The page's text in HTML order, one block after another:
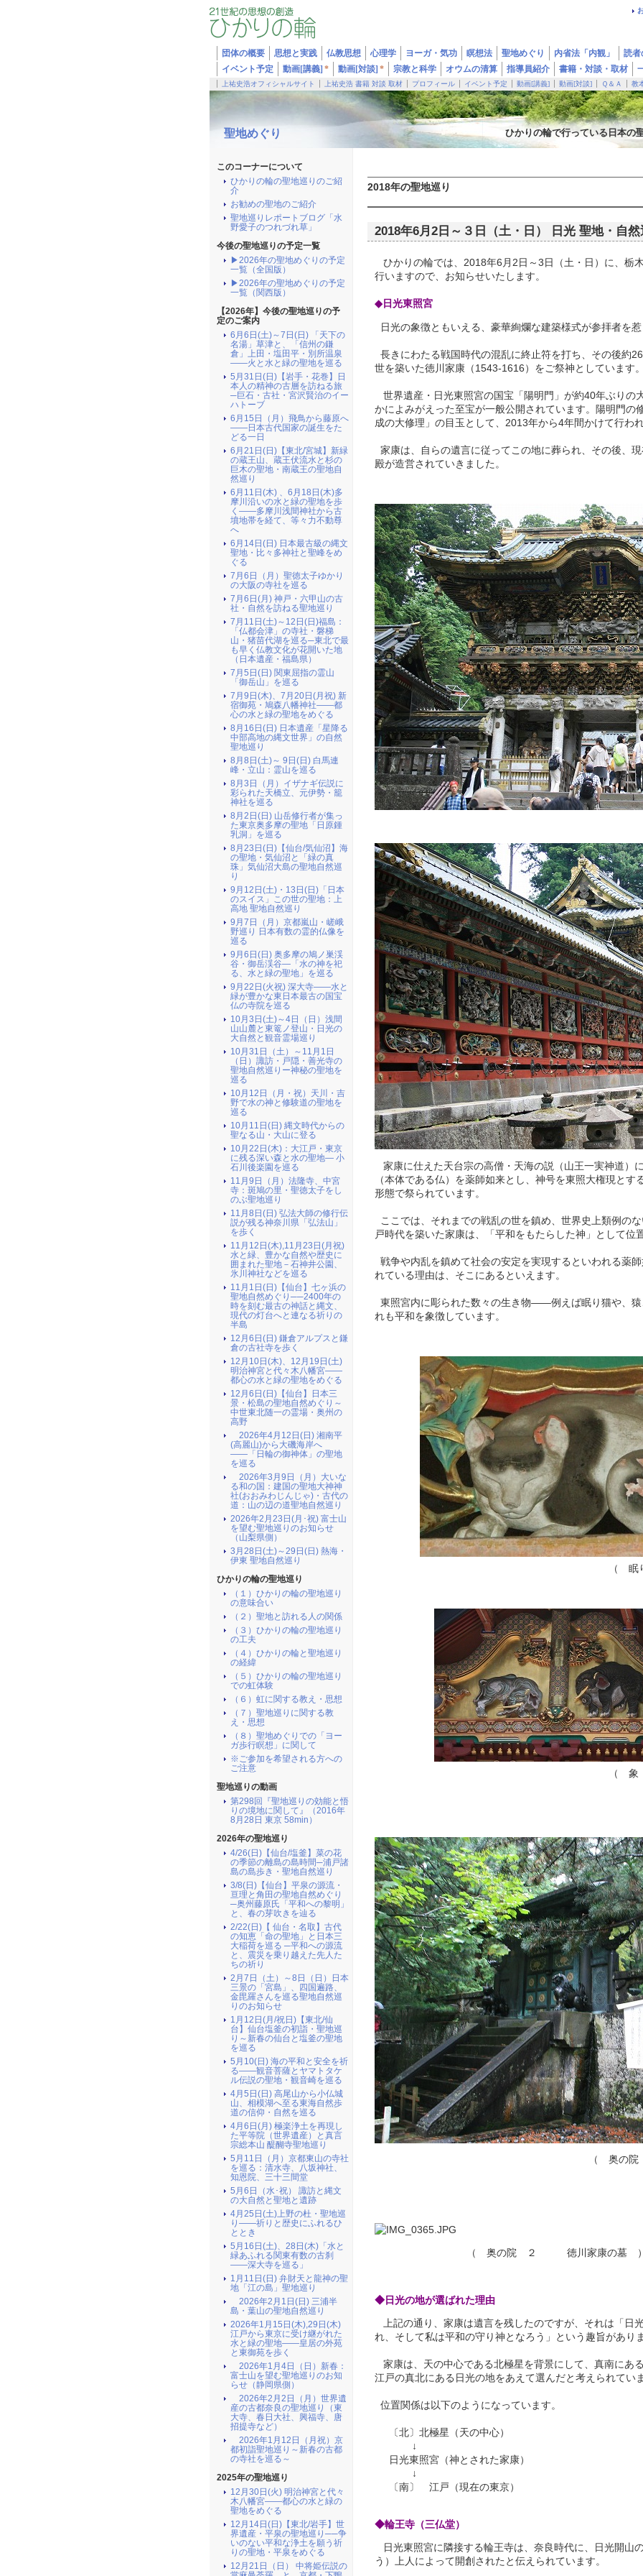
団体の概要 思想と実践 仏教思想 心理学 ヨーガ・気功 瞑想法 聖地めぐり 内省法「内観」
読者
イベント予定
動画[講義] * 動画[対談] * 宗教と科学 オウムの清算 指導員紹介 書籍・対談・取材
上祐史浩オフィシャルサイト 上祐史浩 書籍 対談 取材 プロフィール イベント予定 動画[講義] 動画[対談] Ｑ＆Ａ 教
聖地めぐり ひかりの輪で行っている日本の
2018年の聖地巡り
2018年6月2日～３日（土・日） 日光 聖地・自
ひかりの輪では、2018年6月2日～3日（土・日）に、栃
行いますので、お知らせいたします。
◆日光東照宮
日光の象徴ともいえる、豪華絢爛な建築様式が参拝者を
長きにわたる戦国時代の混乱に終止符を打ち、その後約
世を築いた徳川家康（1543-1616）をご祭神としています
世界遺産・日光東照宮の国宝「陽明門」が約40年ぶりの
かによみがえった至宝が一般公開されています。陽明門の
成の大修理」の目玉として、2013年から4年間かけて行わ
家康は、自らの遺言に従ってこの地に葬られ、その後、
殿が造営されていきました。
家康に仕えた天台宗の高僧・天海の説（山王一実神道）
（本体である仏）を薬師如来とし、神号を東照大権現とす
形態で祭られています。
ここでは、それまでの戦乱の世を鎮め、世界史上類例の
戸時代を築いた家康は、「平和をもたらした神」として位
戦争や内乱を鎮めて社会の安定を実現するといわれる薬
れている理由は、そこにあるといえます。
東照宮内に彫られた数々の生き物――例えば眠り猫や、
れも平和を象徴しています。
（ 眠り猫
（ 象
（ 奥の院 １
（ 奥の院 ２ 徳川家康の墓
◆日光の地が選ばれた理由
上記の通り、家康は遺言を残したのですが、それは「日
れ、そして私は平和の守り神となろう」という趣旨があり
家康は、天の中心である北極星を背景にして、真南にあ
江戸の真北にある日光の地をあえて選んだと考えられてい
位置関係は以下のようになっています。
〔北〕北極星（天の中心）
↓
日光東照宮（神とされた家康）
↓
〔南〕 江戸（現在の東京）
◆輪王寺（三仏堂）
日光東照宮に隣接する輪王寺は、奈良時代に、日光開山
う）上人によって開創されたと伝えられています。
このコーナーについて
ひかりの輪の聖地巡りのご紹
介
お勧めの聖地のご紹介
聖地巡りレポートブログ「水
野愛子のつれづれ草」
今後の聖地巡りの予定一覧
▶2026年の聖地めぐりの予定
一覧（全国版）
▶2026年の聖地めぐりの予定
一覧（関西版）
【2026年】今後の聖地巡りの予
定のご案内
6月6日(土)～7日(日) 「天下の
名湯」草津と、「信州の鎌
倉」上田・塩田平・別所温泉
――火と水と緑の聖地を巡る
5月31日(日)【岩手・花巻】日
本人の精神の古層を訪ねる旅
─巨石・古社・宮沢賢治のイー
ハトーブ
6月15日（月）飛鳥から藤原へ
――日本古代国家の誕生をた
どる一日
6月21日(日)【東北/宮城】新緑
の蔵王山、蔵王伏流水と杉の
巨木の聖地・南蔵王の聖地自
然巡り
6月11日(木) 、6月18日(木)多
摩川沿いの水と緑の聖地を歩
く――多摩川浅間神社から古
墳地帯を経て、等々力不動尊
へ
6月14日(日) 日本最古級の縄文
聖地・比々多神社と聖峰をめ
ぐる
7月6日（月）聖徳太子ゆかり
の大阪の寺社を巡る
7月6日(月) 神戸・六甲山の古
社・自然を訪ねる聖地巡り
7月11日(土)～12日(日)福島：
「仏都会津」の寺社・磐梯
山・猪苗代湖を巡る─東北で最
も早く仏教文化が花開いた地
（日本遺産・福島県）
7月5日(日) 関東屈指の霊山
「御岳山」を巡る
7月9日(木)、7月20日(月祝) 新
宿御苑・鳩森八幡神社――都
心の水と緑の聖地をめぐる
8月16日(日) 日本遺産「星降る
中部高地の縄文世界」の自然
聖地巡り
8月8日(土)～ 9日(日) 白馬連
峰・立山：霊山を巡る
8月3日（月）イザナギ伝説に
彩られた天橋立、元伊勢・籠
神社を巡る
8月2日(日) 山岳修行者が集っ
た東京奥多摩の聖地「日原鍾
乳洞」を巡る
8月23日(日)【仙台/気仙沼】海
の聖地・気仙沼と「緑の真
珠」気仙沼大島の聖地自然巡
り
9月12日(土)・13日(日)「日本
のスイス」この世の聖地：上
高地 聖地自然巡り
9月7日（月）京都嵐山・嵯峨
野巡り 日本有数の霊的仏像を
巡る
9月6日(日) 奥多摩の鳩ノ巣渓
谷・御岳渓谷―「水の神を祀
る、水と緑の聖地」を巡る
9月22日(火祝) 深大寺――水と
緑が豊かな東日本最古の国宝
仏の寺院を巡る
10月3日(土)～4日（日）浅間
山山麓と東篭ノ登山・日光の
大自然と観音霊場巡り
10月31日（土）～11月1日
（日）諏訪・戸隠・善光寺の
聖地自然巡りー神秘の聖地を
巡る
10月12日（月・祝）天川・吉
野で水の神と修験道の聖地を
巡る
10月11日(日) 縄文時代からの
聖なる山・大山に登る
10月22日(木)：大江戸・東京
に残る深い森と水の聖地― 小
石川後楽園を巡る
11月9日（月）法隆寺、中宮
寺：斑鳩の里・聖徳太子をし
のぶ聖地巡り
11月8日(日) 弘法大師の修行伝
説が残る神奈川県「弘法山」
を歩く
11月12日(木),11月23日(月祝)
水と緑、豊かな自然や歴史に
囲まれた聖地－石神井公園、
氷川神社などを巡る
11月1日(日)【仙台】七ヶ浜の
聖地自然めぐり──2400年の
時を刻む最古の神話と縄文、
現代の灯台へと連なる祈りの
半島
12月6日(日) 鎌倉アルプスと鎌
倉の古社寺を歩く
12月10日(木)、12月19日(土)
明治神宮と代々木八幡宮――
都心の水と緑の聖地をめぐる
12月6日(日)【仙台】日本三
景・松島の聖地自然めぐり～
中世東北随一の霊場・奥州の
高野
2026年4月12日(日) 湘南平
(高麗山)から大磯海岸へ
――「日輪の御神体」の聖地
を巡る
2026年3月9日（月）大いな
る和の国：建国の聖地大神神
社(おおみわじんじゃ)・古代の
道：山の辺の道聖地自然巡り
2026年2月23日(月･祝) 富士山
を望む聖地巡りのお知らせ
（山梨県側）
3月28日(土)～29日(日) 熱海・
伊東 聖地自然巡り
ひかりの輪の聖地巡り
（１）ひかりの輪の聖地巡り
の意味合い
（２）聖地と訪れる人の関係
（３）ひかりの輪の聖地巡り
の工夫
（４）ひかりの輪と聖地巡り
の経緯
（５）ひかりの輪の聖地巡り
での虹体験
（６）虹に関する教え・思想
（７）聖地巡りに関する教
え・思想
（８）聖地めぐりでの「ヨー
ガ歩行瞑想」に関して
※ご参加を希望される方への
ご注意
聖地巡りの動画
第298回『聖地巡りの効能と悟
りの境地に関して』（2016年
8月28日 東京 58min）
2026年の聖地巡り
4/26(日)【仙台/塩釜】菜の花
の季節の離島の島時間─浦戸諸
島の島歩き・聖地自然巡り
3/8(日)【仙台】平泉の源流・
亘理と角田の聖地自然めぐり
─奥州藤原氏「平和への黎明」
と、春の芽吹きを辿る
2/22(日)【 仙台・名取】古代
の知恵「命の聖地」と日本三
大稲荷を巡る ─平和への源流
と、震災を乗り越えた先人た
ちの祈り
2月7日（土）～8日（日）日本
三景の「宮島」、四国遍路、
金毘羅さんを巡る聖地自然巡
りのお知らせ
1月12日(月/祝日)【東北/仙
台】仙台塩釜の初詣・聖地巡
り～新春の仙台と塩釜の聖地
を巡る
5月10(日) 海の平和と安全を祈
る――観音菩薩とヤマトタケ
ル伝説の聖地・観音崎を巡る
4月5日(日) 高尾山から小仏城
山、相模湖へ至る東海自然歩
道の信仰・自然を巡る
4月6日(月) 極楽浄土を再現し
た平等院（世界遺産）と真言
宗総本山 醍醐寺聖地巡り
5月11日（月）京都東山の寺社
を巡る：清水寺、八坂神社、
知恩院、三十三間堂
5月6日（水･祝） 諏訪と縄文
の大自然と聖地と遺跡
4月25日(土)上野の杜・聖地巡
り――祈りと歴史にふれるひ
ととき
5月16日(土)、28日(木)「水と
緑あふれる関東有数の古刹
――深大寺を巡る」
1月11日(日) 弁財天と龍神の聖
地「江の島」聖地巡り
2026年2月1日(日) 三浦半
島・葉山の聖地自然巡り
2026年1月15日(木),29日(木)
江戸から東京に受け継がれた
水と緑の聖地――皇居の外苑
と東御苑を歩く
2026年1月4日（日）新春：
富士山を望む聖地巡りのお知
らせ（静岡県側）
2026年2月2日（月）世界遺
産の古都奈良の聖地巡り（東
大寺、春日大社、興福寺、唐
招提寺など）
2026年1月12日（月祝）京
都初詣聖地巡り～新春の古都
の寺社を巡る～
2025年の聖地巡り
12月30日(火) 明治神宮と代々
木八幡宮――都心の水と緑の
聖地をめぐる
12月14日(日)【東北/岩手】世
界遺産・平泉の聖地巡り──争
いのない平和な浄土を願う祈
りの聖地・平泉をめぐる
12月21日（日） 中将姫伝説の